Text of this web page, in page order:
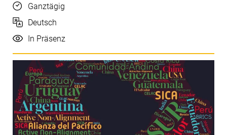
Uhrzeit
Ganztägig
Sprache
Deutsch
Durchführung
In Präsenz